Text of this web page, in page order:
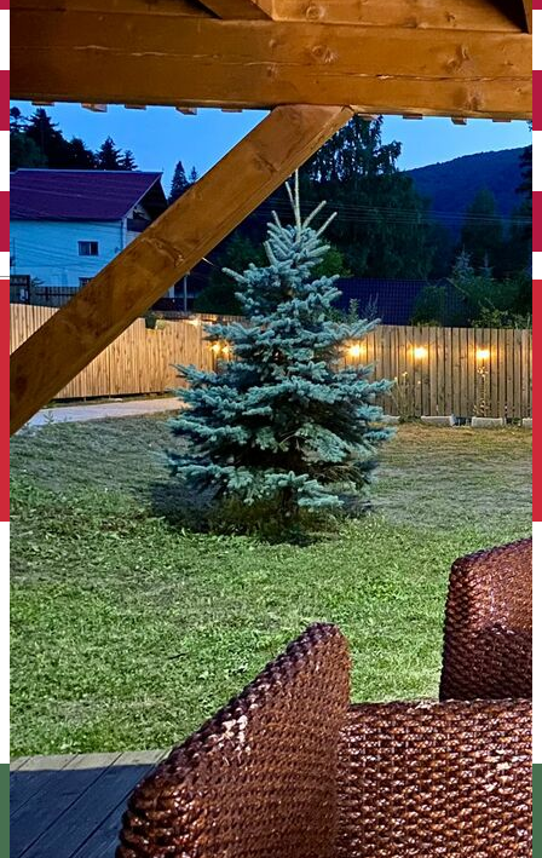
English
Închirieri auto
Închirieri de biciclete